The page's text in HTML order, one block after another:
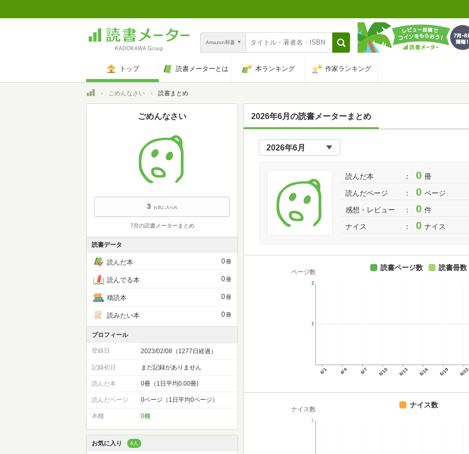
Amazon和書
トップ 読書メーターとは 本ランキング 作家ランキング
トップごめんなさい 読書まとめ
2026年6月の読書メーターまとめ
読んだ本 0 冊
読んだページ 0 ページ
感想・レビュー 0 件
ナイス 0 ナイス
6/1 6/4 6/7 6/10 6/13 6/16 6/19 6/22
1
2
ページ数
読書ページ数 読書冊数
2
ナイス数
ナイス数
ごめんなさい
3 お気に入られ
7月の読書メーターまとめ
読書データ
読んだ本 0冊
読んでる本 0冊
積読本 0冊
読みたい本 0冊
プロフィール
登録日 2023/02/08（1277日経過）
記録初日 まだ記録がありません
読んだ本 0冊（1日平均0.00冊)
読んだページ 0ページ（1日平均0ページ）
本棚 0棚
お気に入り 4人